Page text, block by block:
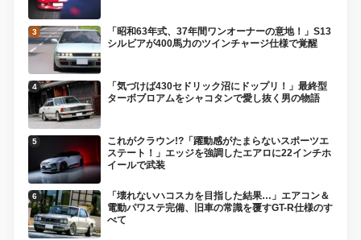
「昭和63年式、37年間ワンオーナーの意地！」S13
シルビアが400馬力のツインチャージ仕様で覚醒
「気づけば430セドリック沼にドップリ！」最終型
ターボブロアムをシャコタンで愛し抜く男の物語
これがクラウン!?「躍動感がたまらないスポーツエ
ステート！」エッジを強調したエアロに22インチホ
イールで武装
「壊れないハコスカを目指した結果…」エアコン＆
電動パワステ完備、旧車の常識を覆すGT-R仕様のす
べて